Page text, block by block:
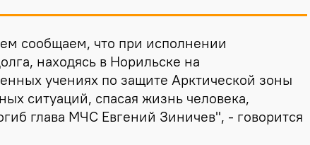
сообщаем, что при исполнении
находясь в Норильске на
учениях по защите Арктической зоны
ситуаций, спасая жизнь человека,
глава МЧС Евгений Зиничев", - говорится